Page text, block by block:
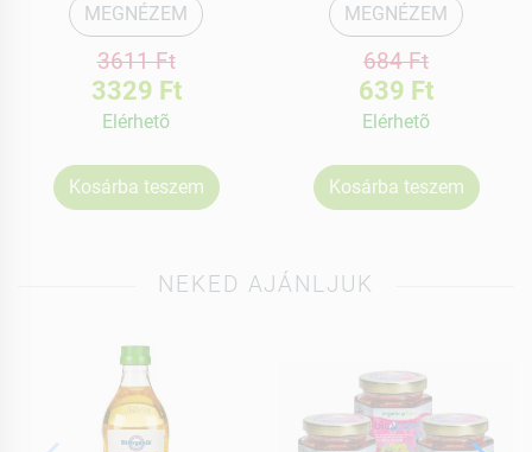
MEGNÉZEM
3611 Ft
3329 Ft
Elérhetõ
Kosárba teszem
MEGNÉZEM
684 Ft
639 Ft
Elérhetõ
Kosárba teszem
NEKED AJÁNLJUK